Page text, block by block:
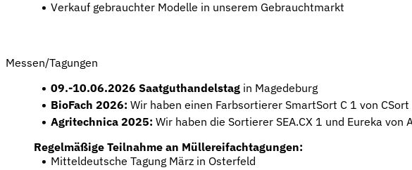
Verkauf gebrauchter Modelle in unserem Gebrauchtmarkt
Messen/Tagungen
09.-10.06.2026 Saatguthandelstag in Magedeburg
BioFach 2026: Wir haben einen Farbsortierer SmartSort C 1 von
Agritechnica 2025: Wir haben die Sortierer SEA.CX 1 und Eureka von
Regelmäßige Teilnahme an Müllereifachtagungen:
Mitteldeutsche Tagung März in Osterfeld